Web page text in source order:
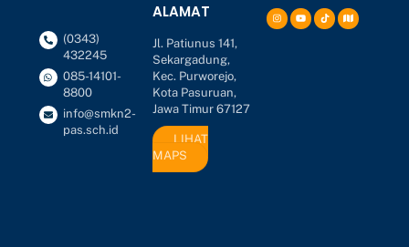
(0343)
432245
085-14101-
8800
info@smkn2-
pas.sch.id
ALAMAT
Jl. Patiunus 141,
Sekargadung,
Kec. Purworejo,
Kota Pasuruan,
Jawa Timur 67127
LIHAT
MAPS